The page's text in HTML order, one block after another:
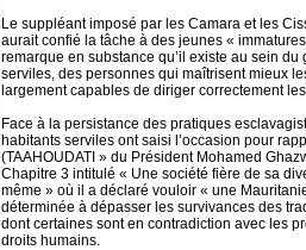
Le suppléant imposé par les Camara et les
aurait confié la tâche à des jeunes «
remarque en substance qu’il existe au sein
serviles, des personnes qui maîtrisent mieux
largement capables de diriger correctement
Face à la persistance des pratiques
habitants serviles ont saisi l’occasion pour
(TAAHOUDATI » du Président Mohamed
Chapitre 3 intitulé « Une société fière de sa
même » où il a déclaré vouloir « une
déterminée à dépasser les survivances des
dont certaines sont en contradiction avec les
droits humains.